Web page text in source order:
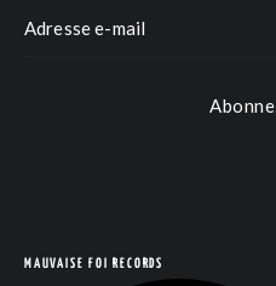
MAUVAISE FOI RECORDS